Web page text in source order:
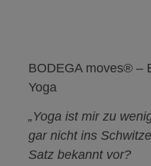
BODEGA moves® –
Yoga
„Yoga ist mir zu
gar nicht ins
Satz bekannt vor?